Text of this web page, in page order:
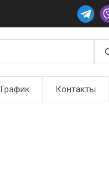
График Контакты